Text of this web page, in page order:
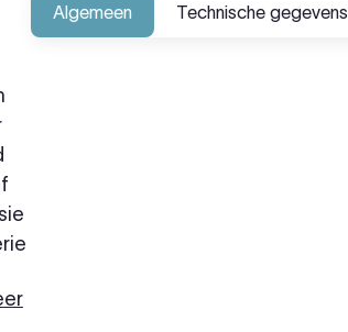
Algemeen Technische gegevens